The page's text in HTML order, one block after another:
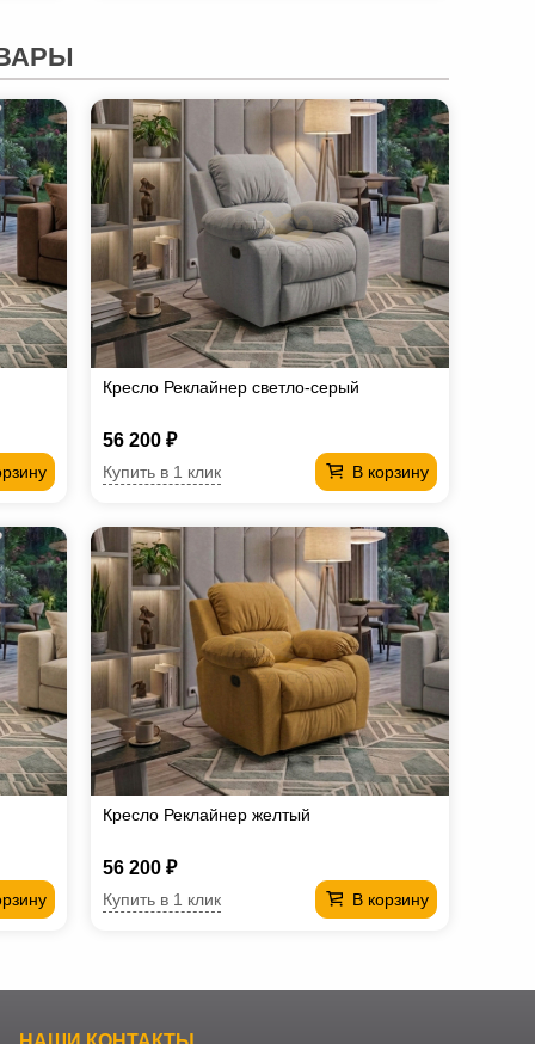
Кресло Реклайнер светло-серый
56 200 ₽
В корзину
Купить в 1 клик
Кресло Реклайнер желтый
56 200 ₽
В корзину
Купить в 1 клик